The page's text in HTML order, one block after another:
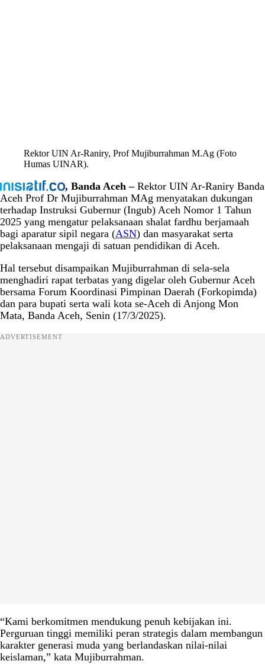
Rektor UIN Ar-Raniry, Prof Mujiburrahman M.Ag (Foto
Humas UINAR).
, Banda Aceh –Rektor UIN Ar-Raniry Banda
Aceh Prof Dr Mujiburrahman MAg menyatakan dukungan
terhadap Instruksi Gubernur (Ingub) Aceh Nomor 1 Tahun
2025 yang mengatur pelaksanaan shalat fardhu berjamaah
bagi aparatur sipil negara (ASN) dan masyarakat serta
pelaksanaan mengaji di satuan pendidikan di Aceh.
Hal tersebut disampaikan Mujiburrahman di sela-sela
menghadiri rapat terbatas yang digelar oleh Gubernur Aceh
bersama Forum Koordinasi Pimpinan Daerah (Forkopimda)
dan para bupati serta wali kota se-Aceh di Anjong Mon
Mata, Banda Aceh, Senin (17/3/2025).
ADVERTISEMENT
“Kami berkomitmen mendukung penuh kebijakan ini.
Perguruan tinggi memiliki peran strategis dalam membangun
karakter generasi muda yang berlandaskan nilai-nilai
keislaman,” kata Mujiburrahman.